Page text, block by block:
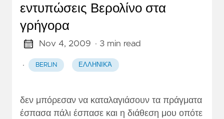
εντυπώσεις Βερολίνο στα
γρήγορα
Nov 4, 2009 · 3 min read
· BERLIN ΕΛΛΗΝΙΚΆ
δεν μπόρεσαν να καταλαγιάσουν τα πράγματα
έσπασα πάλι έσπασε και η διάθεση μου οπότε